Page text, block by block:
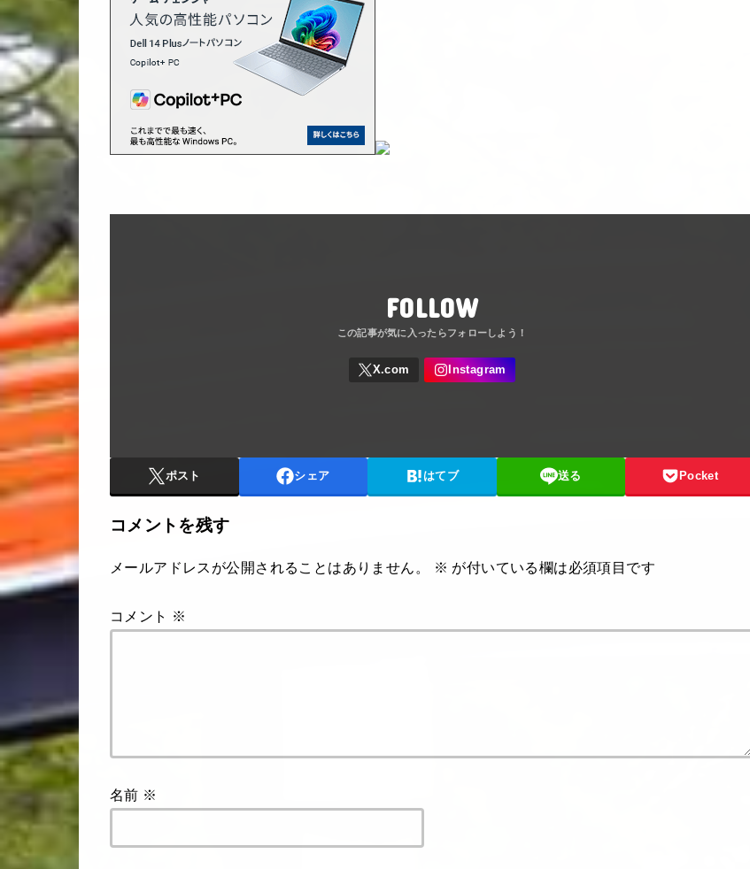
FOLLOW
ポスト シェア はてブ 送る Pocket
コメントを残す
メールアドレスが公開されることはありません。 ※ が付いている欄は必須項目です
コメント ※
名前 ※